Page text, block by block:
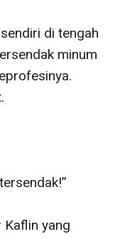
sampai hadir
Dokter
perasaannya
begitu dia akan
Apa Ami benar-